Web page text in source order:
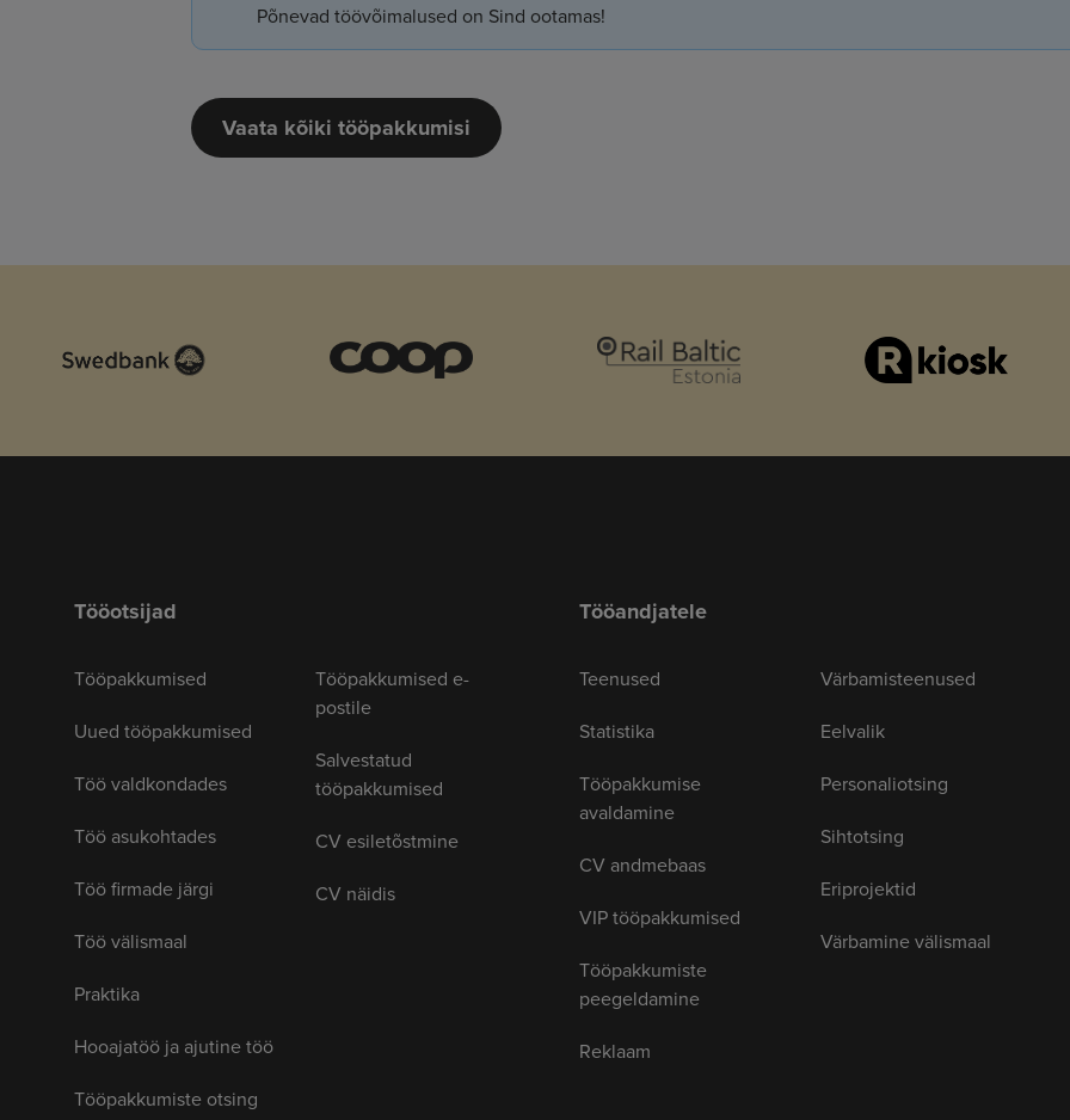
Põnevad töövõimalused on Sind ootamas!
Vaata kõiki tööpakkumisi
Tööotsijad
Tööpakkumised
Uued tööpakkumised
Töö valdkondades
Töö asukohtades
Töö firmade järgi
Töö välismaal
Praktika
Hooajatöö ja ajutine töö
Tööpakkumiste otsing
Tööpakkumised e-
postile
Salvestatud
tööpakkumised
CV esiletõstmine
CV näidis
Tööandjatele
Teenused
Statistika
Tööpakkumise
avaldamine
CV andmebaas
VIP tööpakkumised
Tööpakkumiste
peegeldamine
Reklaam
Värbamisteenused
Eelvalik
Personaliotsing
Sihtotsing
Eriprojektid
Värbamine välismaal